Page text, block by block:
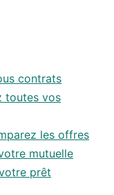
contrats
toutes vos
les offres
mutuelle
prêt